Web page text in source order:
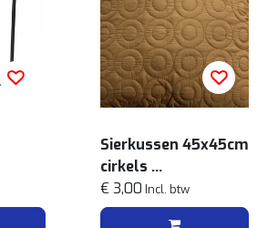
Sierkussen 45x45cm
cirkels
Cognac bruin
€ 3,00 Incl. btw